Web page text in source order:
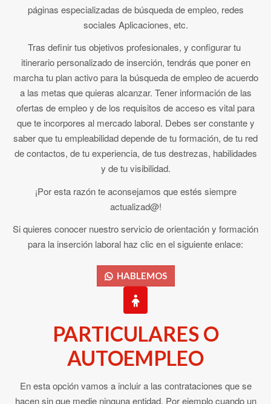
páginas especializadas de búsqueda de empleo, redes
sociales Aplicaciones, etc.
Tras definir tus objetivos profesionales, y configurar tu
itinerario personalizado de inserción, tendrás que poner en
marcha tu plan activo para la búsqueda de empleo de acuerdo
a las metas que quieras alcanzar. Tener información de las
ofertas de empleo y de los requisitos de acceso es vital para
que te incorpores al mercado laboral. Debes ser constante y
saber que tu empleabilidad depende de tu formación, de tu red
de contactos, de tu experiencia, de tus destrezas, habilidades
y de tu visibilidad.
¡Por esta razón te aconsejamos que estés siempre
actualizad@!
Si quieres conocer nuestro servicio de orientación y formación
para la inserción laboral haz clic en el siguiente enlace:
HABLEMOS
PARTICULARES O
AUTOEMPLEO
En esta opción vamos a incluir a las contrataciones que se
hacen sin que medie ninguna entidad. Por ejemplo cuando un